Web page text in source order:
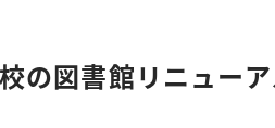
の図書館リニュー